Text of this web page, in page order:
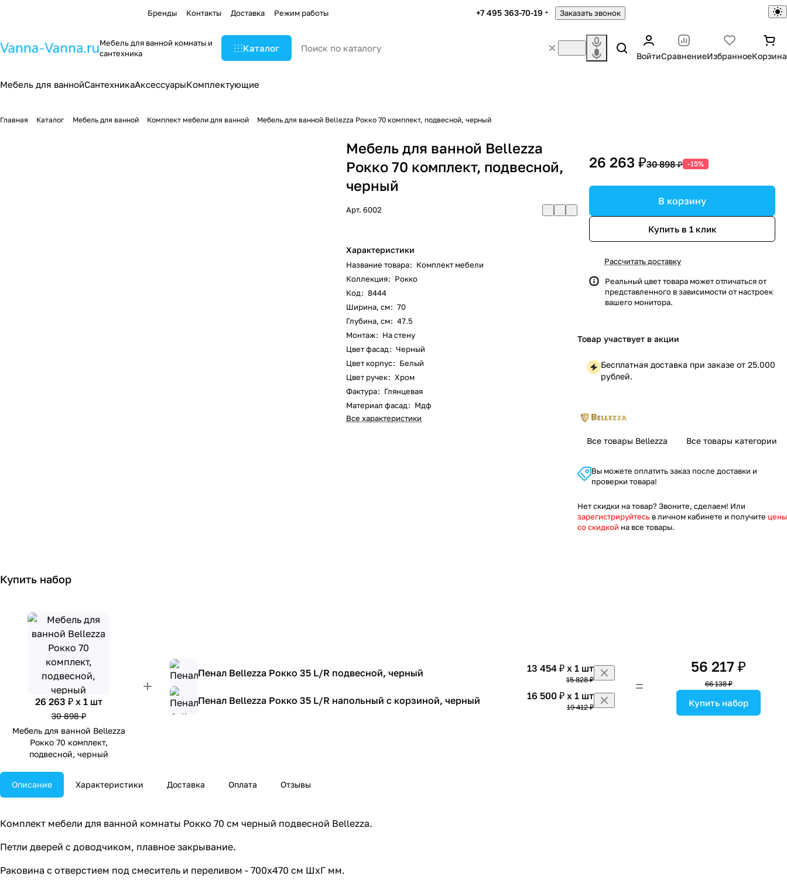
Бренды Контакты Доставка Режим работы +7 495 363-70-19 Заказать звонок
Мебель для ванной комнаты и
сантехника
Каталог
ВойтиСравнениеИзбранноеКорзина
Мебель для ваннойСантехникаАксессуарыКомплектующие
Главная Каталог Мебель для ванной Комплект мебели для ванной Мебель для ванной Bellezza Рокко 70 комплект, подвесной, черный
Мебель для ванной Bellezza
Рокко 70 комплект, подвесной,
черный
Арт.6002
Характеристики
Название товара: Комплект мебели
Коллекция: Рокко
Код: 8444
Ширина, см: 70
Глубина, см: 47.5
Монтаж: На стену
Цвет фасад: Черный
Цвет корпус: Белый
Цвет ручек: Хром
Фактура: Глянцевая
Материал фасад: Мдф
Все характеристики
26 263 ₽30 898 ₽ -15%
В корзину
Купить в 1 клик
Рассчитать доставку
Реальный цвет товара может отличаться от
представленного в зависимости от настроек
вашего монитора.
Товар участвует в акции
Бесплатная доставка при заказе от 25.000
рублей.
Все товары Bellezza Все товары категории
Вы можете оплатить заказ после доставки и
проверки товара!
Нет скидки на товар? Звоните, сделаем! Или
зарегистрируйтесь в личном кабинете и получите цены
со скидкой на все товары.
Купить набор
26 263 ₽ x 1 шт
30 898 ₽
Мебель для ванной Bellezza
Рокко 70 комплект,
подвесной, черный
Пенал Bellezza Рокко 35 L/R подвесной, черный 13 454 ₽ x 1 шт
15 828 ₽
Пенал Bellezza Рокко 35 L/R напольный с корзиной, черный 16 500 ₽ x 1 шт
19 412 ₽
56 217 ₽
66 138 ₽
Купить набор
Описание Характеристики Доставка Оплата Отзывы
Комплект мебели для ванной комнаты Рокко 70 см черный подвесной Bellezza.
Петли дверей с доводчиком, плавное закрывание.
Раковина с отверстием под смеситель и переливом - 700х470 см ШхГ мм.